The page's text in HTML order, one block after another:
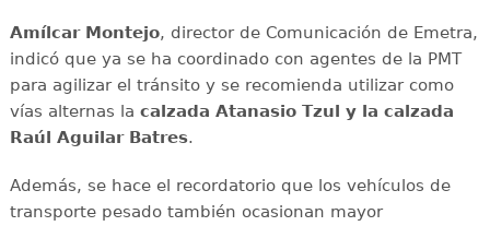
Amílcar Montejo, director de Comunicación de Emetra,
indicó que ya se ha coordinado con agentes de la PMT
para agilizar el tránsito y se recomienda utilizar como
vías alternas la calzada Atanasio Tzul y la calzada
Raúl Aguilar Batres.
Además, se hace el recordatorio que los vehículos de
transporte pesado también ocasionan mayor